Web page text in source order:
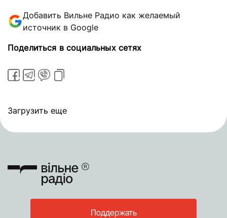
Добавить Вильне Радио как желаемый
источник в Google
Поделиться в социальных сетях
Загрузить еще
Поддержать